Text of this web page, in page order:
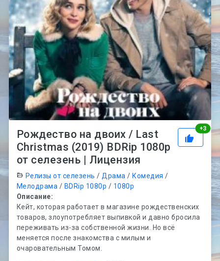
+3
Рождество на двоих / Last
Christmas (2019) BDRip 1080p
от селезень | Лицензия
Релизы от селезень /Драма / Комедия /
Мелодрама / BDRip 1080p / 1080p
Описание:
Кейт, которая работает в магазине рождественских
товаров, злоупотребляет выпивкой и давно бросила
переживать из-за собственной жизни. Но всё
меняется после знакомства с милым и
очаровательным Томом.